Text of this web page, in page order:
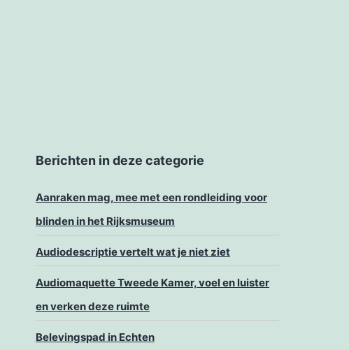
Berichten in deze categorie
Aanraken mag, mee met een rondleiding voor
blinden in het Rijksmuseum
Audiodescriptie vertelt wat je niet ziet
Audiomaquette Tweede Kamer, voel en luister
en verken deze ruimte
Belevingspad in Echten